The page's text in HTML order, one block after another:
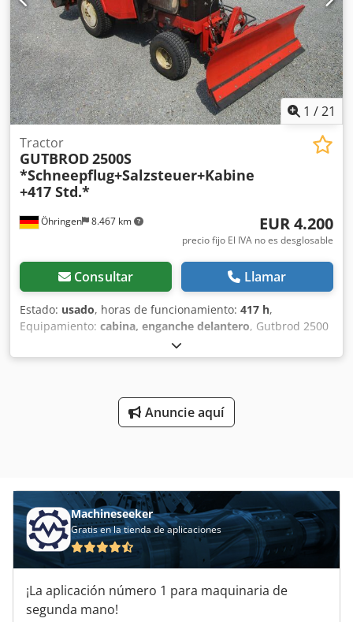
1 /21
Öhringen 8.467 km
Tractor
GUTBROD2500S
*Schneepflug+Salzsteuer+Kabine
+417 Std.*
EUR 4.200
precio fijo El IVA no es desglosable
Consultar Llamar
Estado: usado, horas de funcionamiento: 417 h,
Equipamiento: cabina, enganche delantero, Gutbrod 2500
S, con cabina y 2 puertas. Pala quitanieves ajustable
lateralmente. Esparcidor de sal. Dirección asistida, 4
4 cilindros, lastre en las ruedas traseras, esparcidor de sal
Stoll, también adecuado para grava. =====Neumáticos en
artículo 25a de la Ley del IVA. Dodpfx Aezlvzxjh Heck
Anuncie aquí
Machineseeker
Gratis en la tienda de aplicaciones
¡La aplicación número 1 para maquinaria de
segunda mano!